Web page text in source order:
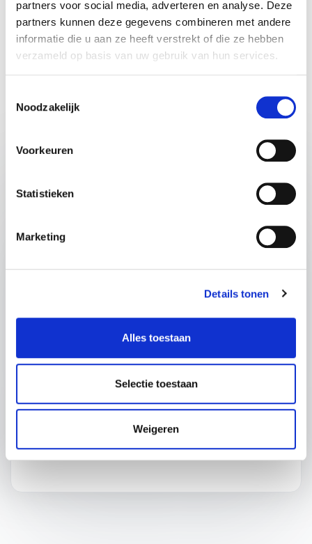
partners voor social media, adverteren en analyse. Deze
partners kunnen deze gegevens combineren met andere
informatie die u aan ze heeft verstrekt of die ze hebben
verzameld op basis van uw gebruik van hun services.
Noodzakelijk
Voorkeuren
Statistieken
Marketing
Details tonen
Alles toestaan
Selectie toestaan
Weigeren
Vrijblijvend advies voor het kiezen
van de beste spreker of
dagvoorzitter
Dien eenvoudig een aanvraag in. Je krijgt snel een
reactie op jouw informatieverzoek.